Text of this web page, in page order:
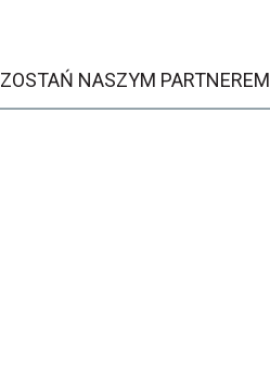
ZOSTAŃ NASZYM PARTNEREM